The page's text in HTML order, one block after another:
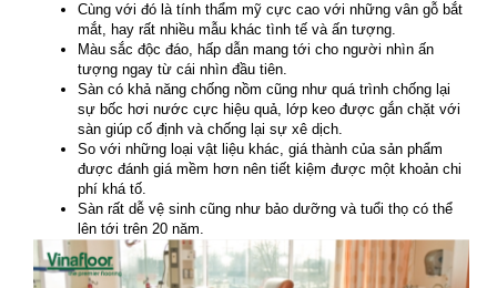
Cùng với đó là tính thẩm mỹ cực cao với những vân gỗ bắt
mắt, hay rất nhiều mẫu khác tình tế và ấn tượng.
Màu sắc độc đáo, hấp dẫn mang tới cho người nhìn ấn
tượng ngay từ cái nhìn đầu tiên.
Sàn có khả năng chống nồm cũng như quá trình chống lại
sự bốc hơi nước cực hiệu quả, lớp keo được gắn chặt với
sàn giúp cố định và chống lại sự xê dịch.
So với những loại vật liệu khác, giá thành của sản phẩm
được đánh giá mềm hơn nên tiết kiệm được một khoản chi
phí khá tố.
Sàn rất dễ vệ sinh cũng như bảo dưỡng và tuổi thọ có thể
lên tới trên 20 năm.